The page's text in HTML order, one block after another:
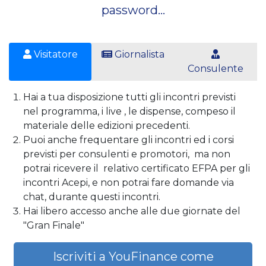
password...
Visitatore
Giornalista
Consulente
Hai a tua disposizione tutti gli incontri previsti
nel programma, i live , le dispense, compeso il
materiale delle edizioni precedenti.
Puoi anche frequentare gli incontri ed i corsi
previsti per consulenti e promotori, ma non
potrai ricevere il relativo certificato EFPA per gli
incontri Acepi, e non potrai fare domande via
chat, durante questi incontri.
Hai libero accesso anche alle due giornate del
"Gran Finale"
Iscriviti a YouFinance come